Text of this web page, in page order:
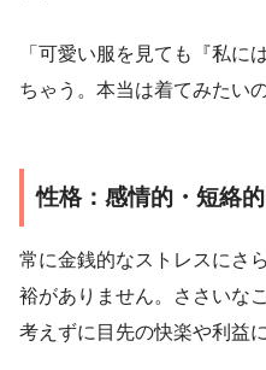
「可愛い服を見ても『私に
ちゃう。本当は着てみたい
性格：感情的・短絡的
常に金銭的なストレスにさ
裕がありません。ささいな
考えずに目先の快楽や利益